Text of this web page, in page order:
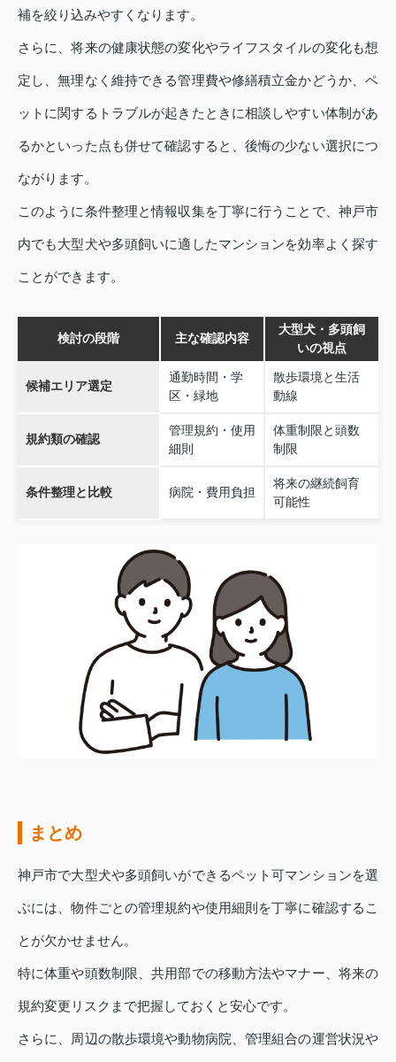
補を絞り込みやすくなります。
さらに、将来の健康状態の変化やライフスタイルの変化も想
定し、無理なく維持できる管理費や修繕積立金かどうか、ペ
ットに関するトラブルが起きたときに相談しやすい体制があ
るかといった点も併せて確認すると、後悔の少ない選択につ
ながります。
このように条件整理と情報収集を丁寧に行うことで、神戸市
内でも大型犬や多頭飼いに適したマンションを効率よく探す
ことができます。
検討の段階 主な確認内容
大型犬・多頭飼
いの視点
候補エリア選定
通勤時間・学
区・緑地
散歩環境と生活
動線
規約類の確認
管理規約・使用
細則
体重制限と頭数
制限
条件整理と比較 病院・費用負担
将来の継続飼育
可能性
まとめ
神戸市で大型犬や多頭飼いができるペット可マンションを選
ぶには、物件ごとの管理規約や使用細則を丁寧に確認するこ
とが欠かせません。
特に体重や頭数制限、共用部での移動方法やマナー、将来の
規約変更リスクまで把握しておくと安心です。
さらに、周辺の散歩環境や動物病院、管理組合の運営状況や